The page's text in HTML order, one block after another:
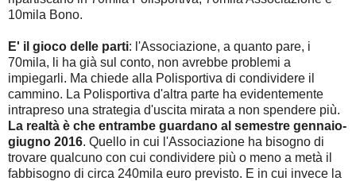
10mila Bono.
E' il gioco delle parti: l'Associazione, a quanto pare, i
70mila, li ha già sul conto, non avrebbe problemi a
impiegarli. Ma chiede alla Polisportiva di condividere il
cammino. La Polisportiva d'altra parte ha evidentemente
intrapreso una strategia d'uscita mirata a non spendere più.
La realtà è che entrambe guardano al semestre gennaio-
giugno 2016. Quello in cui l'Associazione ha bisogno di
trovare qualcuno con cui condividere più o meno a metà il
fabbisogno di circa 240mila euro previsto. E in cui invece la